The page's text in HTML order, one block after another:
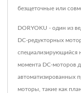
безщеточные или
DORYOKU - один из
DC-редукторных
специализирующийся
момента DC-моторов
автоматизированных
моторы, такие как